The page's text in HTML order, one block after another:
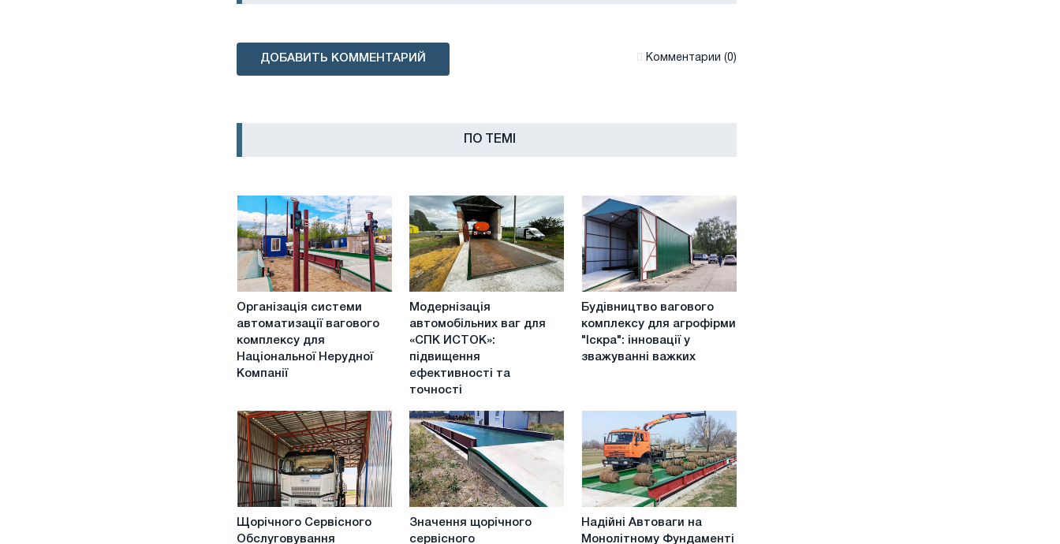
ДОБАВИТЬ КОММЕНТАРИЙ Комментарии (0)
ПО ТЕМІ
Організація
системи
автоматизації
вагового
комплексу
Нерудної
Компанії
Організація системи
автоматизації вагового
комплексу для
Національної Нерудної
Компанії
Модернізація
автомобільних
ваг
для
«СПК
ИСТОК»:
ефективності
та
точності
Модернізація
автомобільних ваг для
«СПК ИСТОК»:
підвищення
ефективності та
точності
Будівництво
вагового
комплексу
агрофірми
зважуванні
важких
вантажів
Будівництво вагового
комплексу для агрофірми
"Іскра": інновації у
зважуванні важких
Щорічного
Сервісного
Щорічного Сервісного
Обслуговування
Значення
щорічного
Значення щорічного
сервісного
Надійні
Автоваги
Надійні Автоваги на
Монолітному Фундаменті